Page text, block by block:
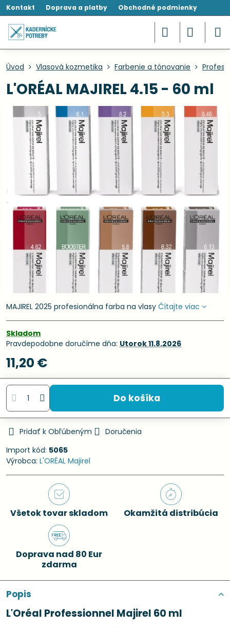
Kontakt Doprava a platby Obchodné podmienky
Úvod Vlasová kozmetika Farbenie a tónovanie
L'ORÉAL MAJIREL 4.15 - 60 ml
MAJIREL 2025 profesionálna farba na vlasy Čítajte viac
Skladom
Pravdepodobne doručíme dňa: Utorok11.8.2026
11,20 €
Do košíka
Pridať k Obľúbeným
Doručenia
Import kód: 5065
Výrobca: L'ORÉAL Majirel
Všetok tovar skladom Okamžitá distribúcia
Doprava nad 80 Eur
zdarma
Popis
L'Oréal Professionnel Majirel 60 ml